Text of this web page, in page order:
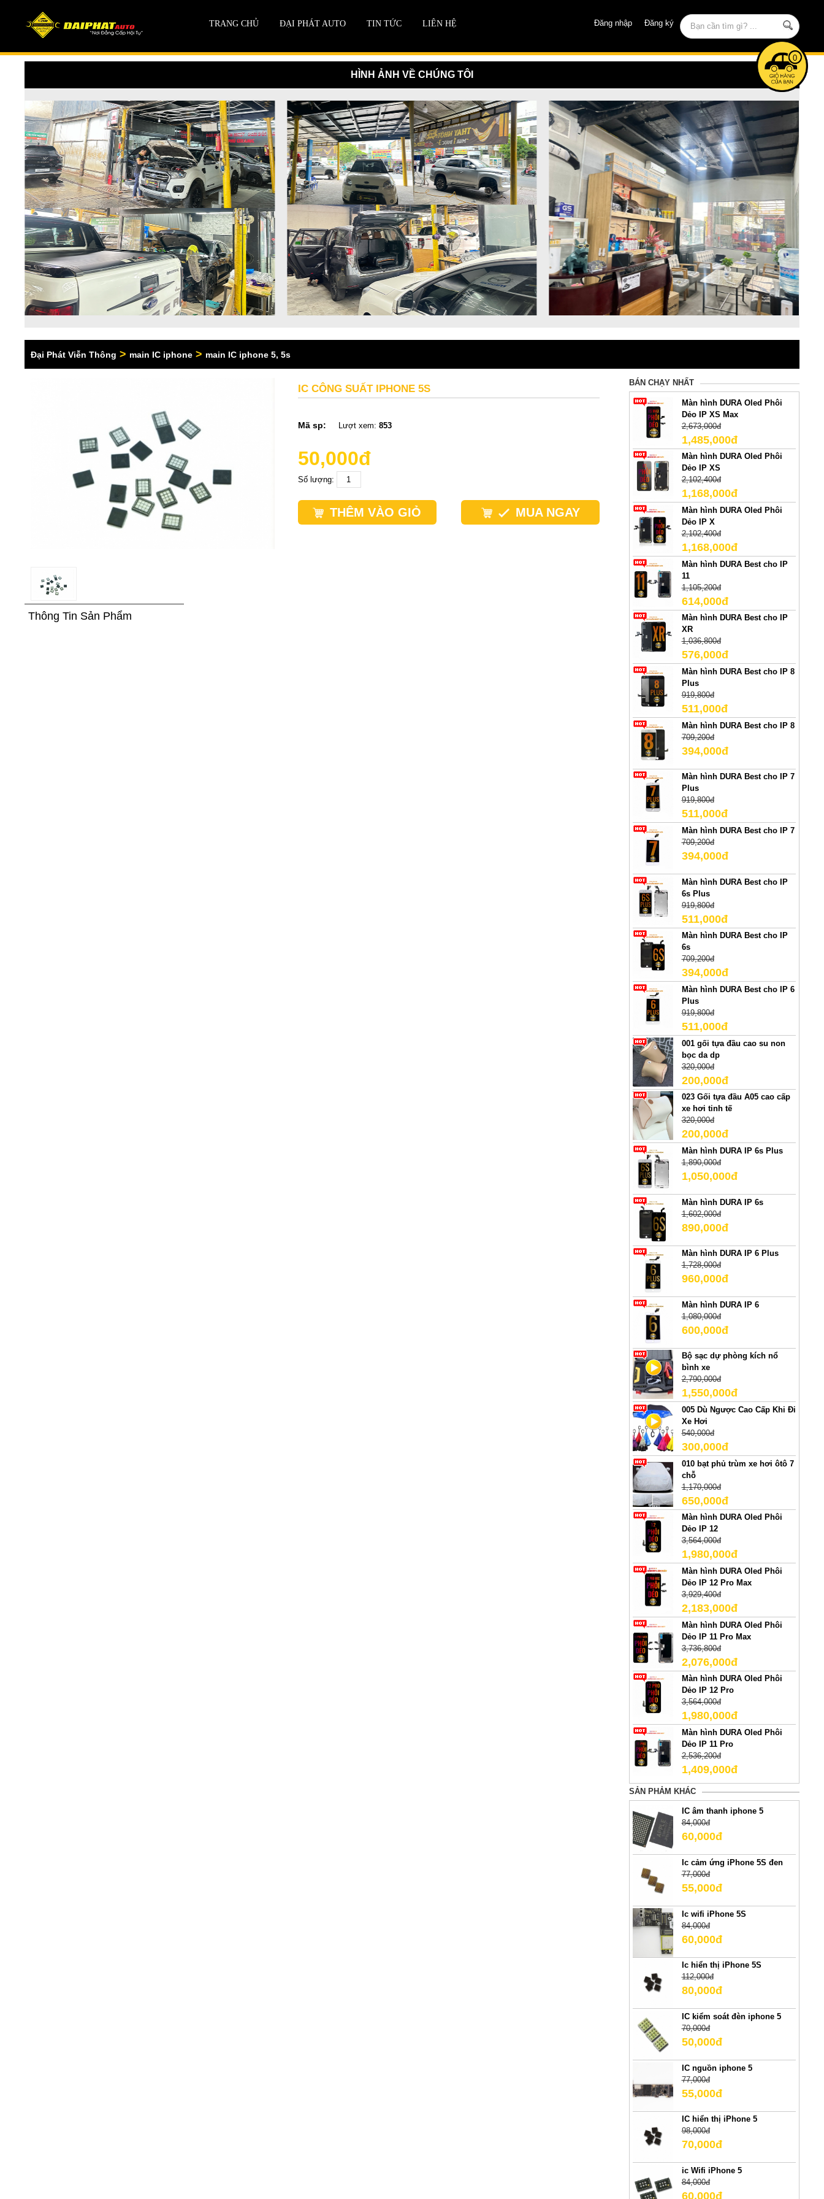
Đăng nhập Đăng ký
TRANG CHỦ ĐẠI PHÁT AUTO TIN TỨC LIÊN HỆ
0
HÌNH ẢNH VỀ CHÚNG TÔI
Đại Phát Viễn Thông > main IC iphone > main IC iphone 5, 5s
IC CÔNG SUẤT IPHONE 5S
Mã sp: Lượt xem: 853
50,000đ
Số lượng:
THÊM VÀO GIỎ MUA NGAY
Thông Tin Sản Phẩm
BÁN CHẠY NHẤT
Màn hình DURA Oled Phôi
Dẻo IP XS Max
2,673,000đ
1,485,000đ
Màn hình DURA Oled Phôi
Dẻo IP XS
2,102,400đ
1,168,000đ
Màn hình DURA Oled Phôi
Dẻo IP X
2,102,400đ
1,168,000đ
Màn hình DURA Best cho IP
11
1,105,200đ
614,000đ
Màn hình DURA Best cho IP
XR
1,036,800đ
576,000đ
Màn hình DURA Best cho IP 8
Plus
919,800đ
511,000đ
Màn hình DURA Best cho IP 8
709,200đ
394,000đ
Màn hình DURA Best cho IP 7
Plus
919,800đ
511,000đ
Màn hình DURA Best cho IP 7
709,200đ
394,000đ
Màn hình DURA Best cho IP
6s Plus
919,800đ
511,000đ
Màn hình DURA Best cho IP
6s
709,200đ
394,000đ
Màn hình DURA Best cho IP 6
Plus
919,800đ
511,000đ
001 gối tựa đầu cao su non
bọc da dp
320,000đ
200,000đ
023 Gối tựa đầu A05 cao cấp
xe hơi tinh tế
320,000đ
200,000đ
Màn hình DURA IP 6s Plus
1,890,000đ
1,050,000đ
Màn hình DURA IP 6s
1,602,000đ
890,000đ
Màn hình DURA IP 6 Plus
1,728,000đ
960,000đ
Màn hình DURA IP 6
1,080,000đ
600,000đ
Bộ sạc dự phòng kích nổ
bình xe
2,790,000đ
1,550,000đ
005 Dù Ngược Cao Cấp Khi Đi
Xe Hơi
540,000đ
300,000đ
010 bạt phủ trùm xe hơi ôtô 7
chỗ
1,170,000đ
650,000đ
Màn hình DURA Oled Phôi
Dẻo IP 12
3,564,000đ
1,980,000đ
Màn hình DURA Oled Phôi
Dẻo IP 12 Pro Max
3,929,400đ
2,183,000đ
Màn hình DURA Oled Phôi
Dẻo IP 11 Pro Max
3,736,800đ
2,076,000đ
Màn hình DURA Oled Phôi
Dẻo IP 12 Pro
3,564,000đ
1,980,000đ
Màn hình DURA Oled Phôi
Dẻo IP 11 Pro
2,536,200đ
1,409,000đ
SẢN PHẢM KHÁC
IC âm thanh iphone 5
84,000đ
60,000đ
Ic cảm ứng iPhone 5S đen
77,000đ
55,000đ
Ic wifi iPhone 5S
84,000đ
60,000đ
Ic hiển thị iPhone 5S
112,000đ
80,000đ
IC kiểm soát đèn iphone 5
70,000đ
50,000đ
IC nguồn iphone 5
77,000đ
55,000đ
IC hiển thị iPhone 5
98,000đ
70,000đ
ic Wifi iPhone 5
84,000đ
60,000đ